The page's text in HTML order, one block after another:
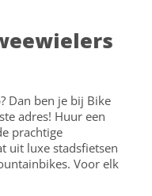
Dan ben je bij Bike
adres! Huur een
prachtige
uit luxe stadsfietsen
Voor elk